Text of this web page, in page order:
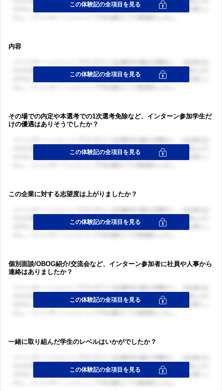
内容
その場での内定や本選考での1次選考免除など、インターン参加学生だ
けの優遇はありそうでしたか？
この企業に対する志望度は上がりましたか？
個別面談/OBOG紹介/交流会など、インターン参加者に社員や人事から
連絡はありましたか？
一緒に取り組んだ学生のレベルはいかがでしたか？